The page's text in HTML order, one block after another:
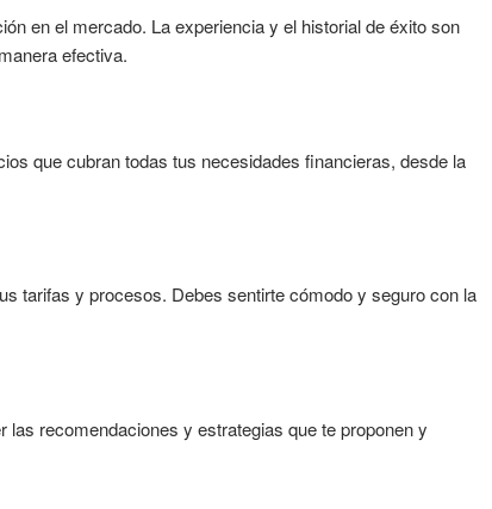
en el mercado. La experiencia y el historial de éxito son
efectiva.
que cubran todas tus necesidades financieras, desde la
tarifas y procesos. Debes sentirte cómodo y seguro con la
recomendaciones y estrategias que te proponen y